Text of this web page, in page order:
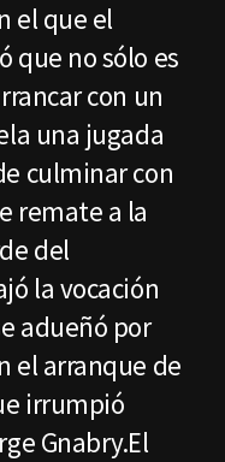
el que el
que no sólo es
con un
una jugada
culminar con
remate a la
del
la vocación
adueñó por
el arranque de
irrumpió
Gnabry.El